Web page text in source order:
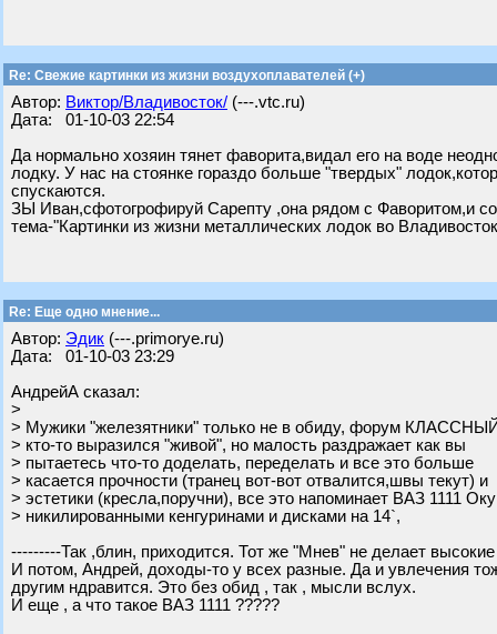
Re: Свежие картинки из жизни воздухоплавателей (+)
Автор: Виктор/Владивосток/ (---.vtc.ru)
Дата: 01-10-03 22:54
Да нормально хозяин тянет фаворита,видал его на воде
лодку. У нас на стоянке гораздо больше "твердых"
спускаются.
ЗЫ Иван,сфотогрофируй Сарепту ,она рядом с Фаворитом,и
тема-"Картинки из жизни металлических лодок во
Re: Еще одно мнение...
Автор: Эдик (---.primorye.ru)
Дата: 01-10-03 23:29
АндрейА сказал:
>
> Мужики "железятники" только не в обиду, форум
> кто-то выразился "живой", но малость раздражает как вы
> пытаетесь что-то доделать, переделать и все это больше
> касается прочности (транец вот-вот отвалится,швы текут) и
> эстетики (кресла,поручни), все это напоминает ВАЗ 1111
> никилированными кенгуринами и дисками на 14`,
---------Так ,блин, приходится. Тот же "Мнев" не делает
И потом, Андрей, доходы-то у всех разные. Да и увлечения
другим ндравится. Это без обид , так , мысли вслух.
И еще , а что такое ВАЗ 1111 ?????